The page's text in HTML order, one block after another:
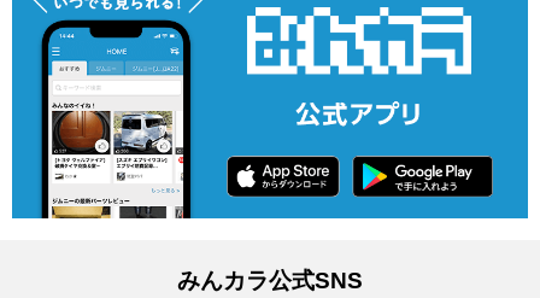
みんカラ公式SNS